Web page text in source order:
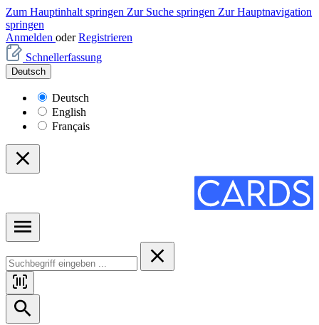
Zum Hauptinhalt springen Zur Suche springen Zur Hauptnavigation
springen
Anmelden oder Registrieren
Schnellerfassung
Deutsch
Deutsch
English
Français